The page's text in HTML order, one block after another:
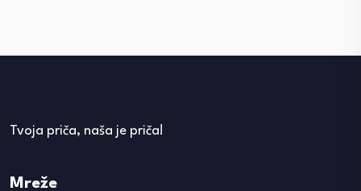
Tvoja priča, naša je priča!
Mreže